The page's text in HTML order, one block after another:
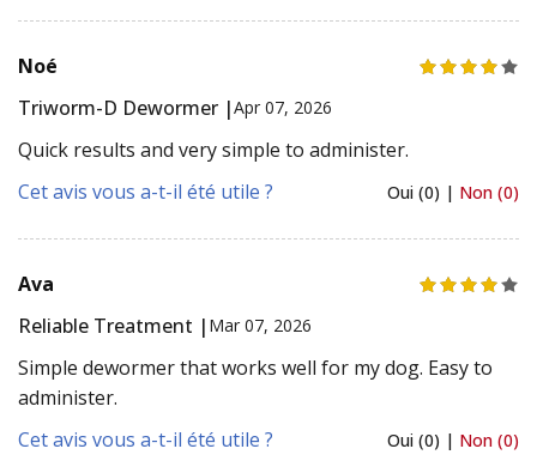
Noé
Triworm-D Dewormer |Apr 07, 2026
Quick results and very simple to administer.
Cet avis vous a-t-il été utile ?
Oui (0) | Non (0)
Ava
Reliable Treatment | Mar 07, 2026
Simple dewormer that works well for my dog. Easy to
administer.
Cet avis vous a-t-il été utile ?
Oui (0) | Non (0)